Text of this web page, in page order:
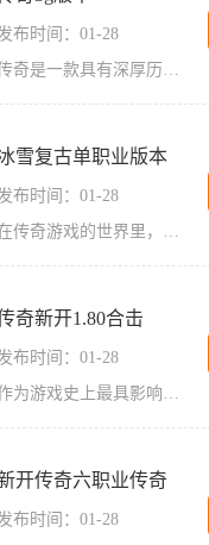
发布时间：01-28
传奇是一款具有深厚历史的经典游戏，而传奇3g版本则是这个经典游戏的全新升级。作为一款2D游戏，传奇以其独特的角色扮演和万人在线的特点而备受玩家们的喜爱。在这个世界中，玩
雪复古单职业版本
发布时间：01-28
在传奇游戏的世界里，有着一个经典的版本——冰雪复古单职业版本。这个版本以2D游戏的形式呈现，是一款经典的角色扮演游戏。与其他版本不同的是，冰雪复古单职业版本拥有万人在
奇新开1.80合击
发布时间：01-28
作为游戏史上最具影响力的传奇系列，新开80合击再次震撼登场！这是一款以互动和团队协作为核心的传奇游戏，在保留经典玩法的基础上，融入了许多全新的元素，给玩家带来了全新的
开传奇六职业传奇
发布时间：01-28